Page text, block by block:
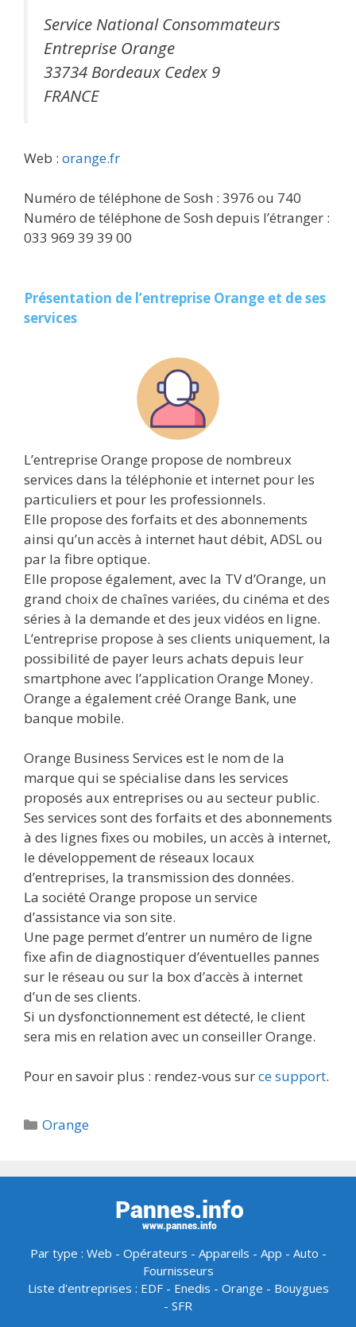
Service National Consommateurs
Entreprise Orange
33734 Bordeaux Cedex 9
FRANCE
Web : orange.fr
Numéro de téléphone de Sosh : 3976 ou 740
Numéro de téléphone de Sosh depuis l’étranger :
033 969 39 39 00
Présentation de l’entreprise Orange et de ses
services
L’entreprise Orange propose de nombreux
services dans la téléphonie et internet pour les
particuliers et pour les professionnels.
Elle propose des forfaits et des abonnements
ainsi qu’un accès à internet haut débit, ADSL ou
par la fibre optique.
Elle propose également, avec la TV d’Orange, un
grand choix de chaînes variées, du cinéma et des
séries à la demande et des jeux vidéos en ligne.
L’entreprise propose à ses clients uniquement, la
possibilité de payer leurs achats depuis leur
smartphone avec l’application Orange Money.
Orange a également créé Orange Bank, une
banque mobile.
Orange Business Services est le nom de la
marque qui se spécialise dans les services
proposés aux entreprises ou au secteur public.
Ses services sont des forfaits et des abonnements
à des lignes fixes ou mobiles, un accès à internet,
le développement de réseaux locaux
d’entreprises, la transmission des données.
La société Orange propose un service
d’assistance via son site.
Une page permet d’entrer un numéro de ligne
fixe afin de diagnostiquer d’éventuelles pannes
sur le réseau ou sur la box d’accès à internet
d’un de ses clients.
Si un dysfonctionnement est détecté, le client
sera mis en relation avec un conseiller Orange.
Pour en savoir plus : rendez-vous surce support.
Catégories
Orange
Par type : Web - Opérateurs - Appareils - App - Auto -
Fournisseurs
Liste d'entreprises : EDF- Enedis - Orange - Bouygues
- SFR